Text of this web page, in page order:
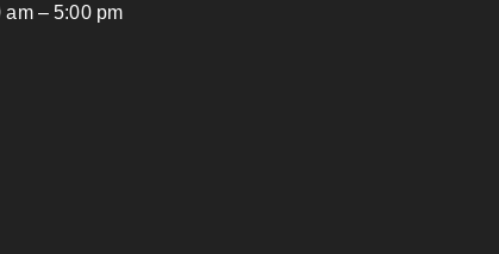
am – 5:00 pm